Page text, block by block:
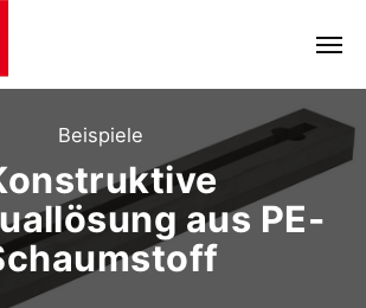
Beispiele
aus PE-